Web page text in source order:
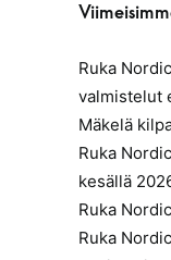
Ruka
valmistelut
Mäkelä
Ruka
kesällä
Ruka
Ruka